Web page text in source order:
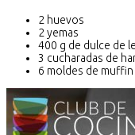
2 huevos
2 yemas
400 g de dulce de
3 cucharadas de
6 moldes de